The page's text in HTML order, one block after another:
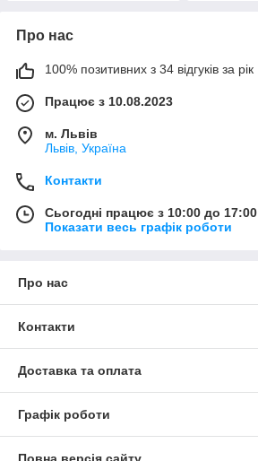
Про нас
100% позитивних з 34 відгуків за рік
Працює з 10.08.2023
м. Львів
Львів, Україна
Контакти
Сьогодні працює з 10:00 до 17:00
Показати весь графік роботи
Про нас
Контакти
Доставка та оплата
Графік роботи